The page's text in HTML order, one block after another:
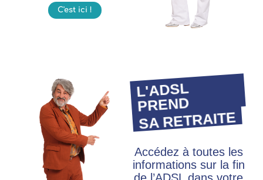
C'est ici !
L'ADSL
PREND
SA RETRAITE
Accédez à toutes les
informations sur la fin